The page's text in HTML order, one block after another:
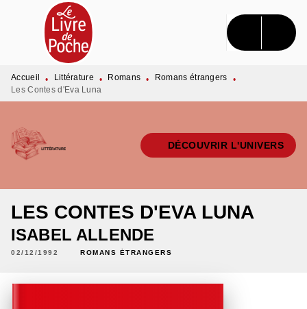
MENU RECHERCHE CONTENU
PIED DE PAGE
Accueil • Littérature • Romans • Romans étrangers
•
Les Contes d'Eva Luna
DÉCOUVRIR L'UNIVERS
LES CONTES D'EVA LUNA
ISABEL ALLENDE
02/12/1992 ROMANS ÉTRANGERS